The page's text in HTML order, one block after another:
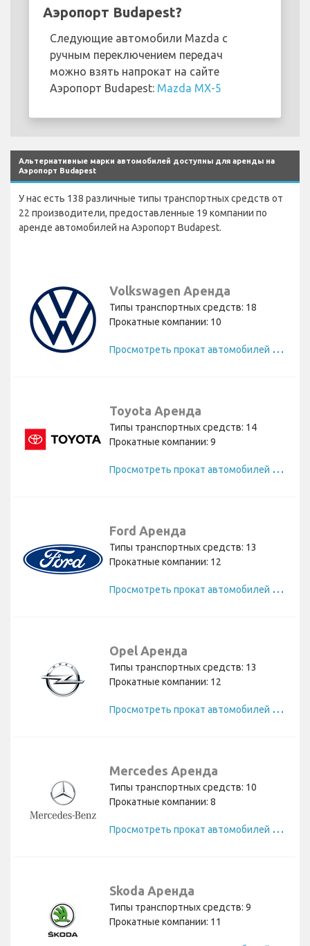
Аэропорт Budapest?
Следующие автомобили Mazda с
ручным переключением передач
можно взять напрокат на сайте
Аэропорт Budapest: Mazda MX-5
Альтернативные марки автомобилей доступны для аренды на
Аэропорт Budapest
У нас есть 138 различные типы транспортных средств от
22 производители, предоставленные 19 компании по
аренде автомобилей на Аэропорт Budapest.
Volkswagen Аренда
Типы транспортных средств: 18
Прокатные компании: 10
П
росмотреть прокат автомобилей Volkswagen
Toyota Аренда
Типы транспортных средств: 14
Прокатные компании: 9
П
росмотреть прокат автомобилей Toyota
Ford Аренда
Типы транспортных средств: 13
Прокатные компании: 12
П
росмотреть прокат автомобилей Ford
Opel Аренда
Типы транспортных средств: 13
Прокатные компании: 12
П
росмотреть прокат автомобилей Opel
Mercedes Аренда
Типы транспортных средств: 10
Прокатные компании: 8
П
росмотреть прокат автомобилей Mercedes
Skoda Аренда
Типы транспортных средств: 9
Прокатные компании: 11